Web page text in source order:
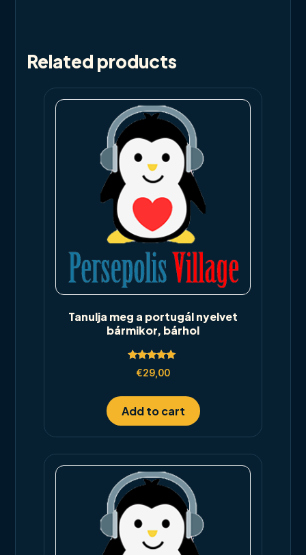
Related products
Tanulja meg a portugál nyelvet
bármikor, bárhol
Rated
5.00
€29,00
Add to cart